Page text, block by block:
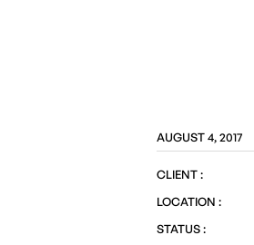
AUGUST 4, 2017
CLIENT :
LOCATION :
STATUS :